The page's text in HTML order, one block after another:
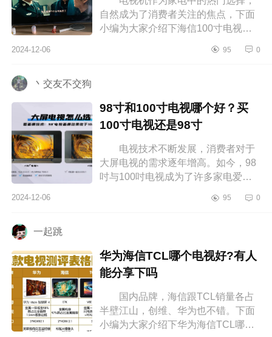
自然成为了消费者关注的焦点，下面
小编为大家介绍下海信100寸电视哪
款电视 海信100寸电视哪个型号
2024-12-06 95 0
丶交友不交狗
98寸和100寸电视哪个好？买
100寸电视还是98寸
电视技术不断发展，消费者对于
大屏电视的需求逐年增高。如今，98
吋与100吋电视成为了许多家电爱好
寸和100寸电视哪个好？买100寸电视
2024-12-06 95 0
一起跳
华为海信TCL哪个电视好?有人
能分享下吗
国内品牌，海信跟TCL销量各占
半壁江山，创维、华为也不错。下面
小编为大家介绍下华为海信TCL哪个